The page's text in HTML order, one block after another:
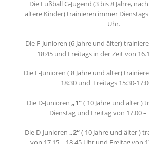
Die Fußball G-Jugend (3 bis 8 Jahre,
ältere Kinder) trainieren immer Dienstags
Uhr.
Die F-Junioren (6 Jahre und älter)
18:45 und Freitags in der Zeit von
Die E-Junioren ( 8 Jahre und älter)
18:30 und Freitags 15:30-
Die D-Junioren „1“( 10 Jahre und älter )
Dienstag und Freitag von 17.00 –
Die D-Junioren „2“( 10 Jahre und älter )